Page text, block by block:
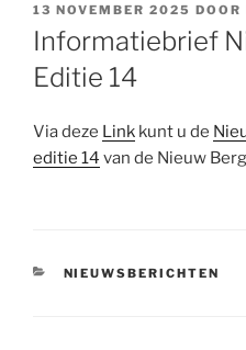
GEPLAATST
OP
13 NOVEMBER 2025 DOOR
Informatiebrief
Editie 14
Via deze Link kunt u de
editie 14 van de Nieuw
CATEGORIEËN
NIEUWSBERICHTEN